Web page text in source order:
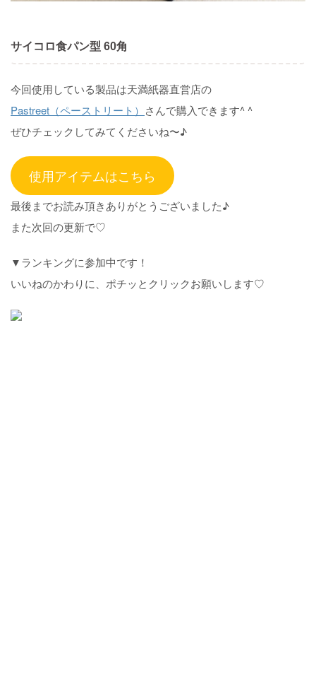
サイコロ食パン型 60角
今回使用している製品は天満紙器直営店の
Pastreet（ペーストリート） さんで購入できます^ ^
ぜひチェックしてみてくださいね〜♪
使用アイテムはこちら
最後までお読み頂きありがとうございました♪
また次回の更新で♡
▼ランキングに参加中です！
いいねのかわりに、ポチッとクリックお願いします♡